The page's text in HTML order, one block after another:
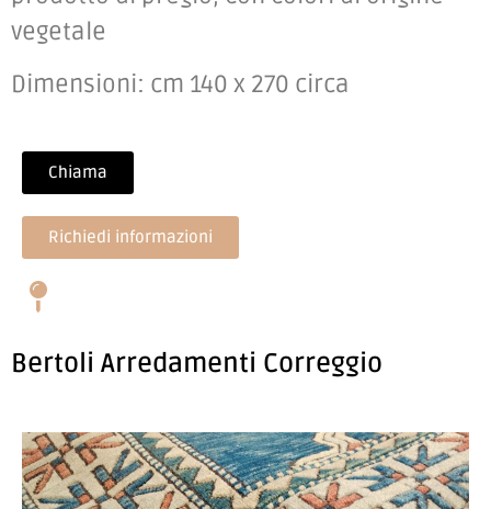
vegetale
Dimensioni: cm 140 x 270 circa
Chiama
Richiedi informazioni
Bertoli Arredamenti Correggio